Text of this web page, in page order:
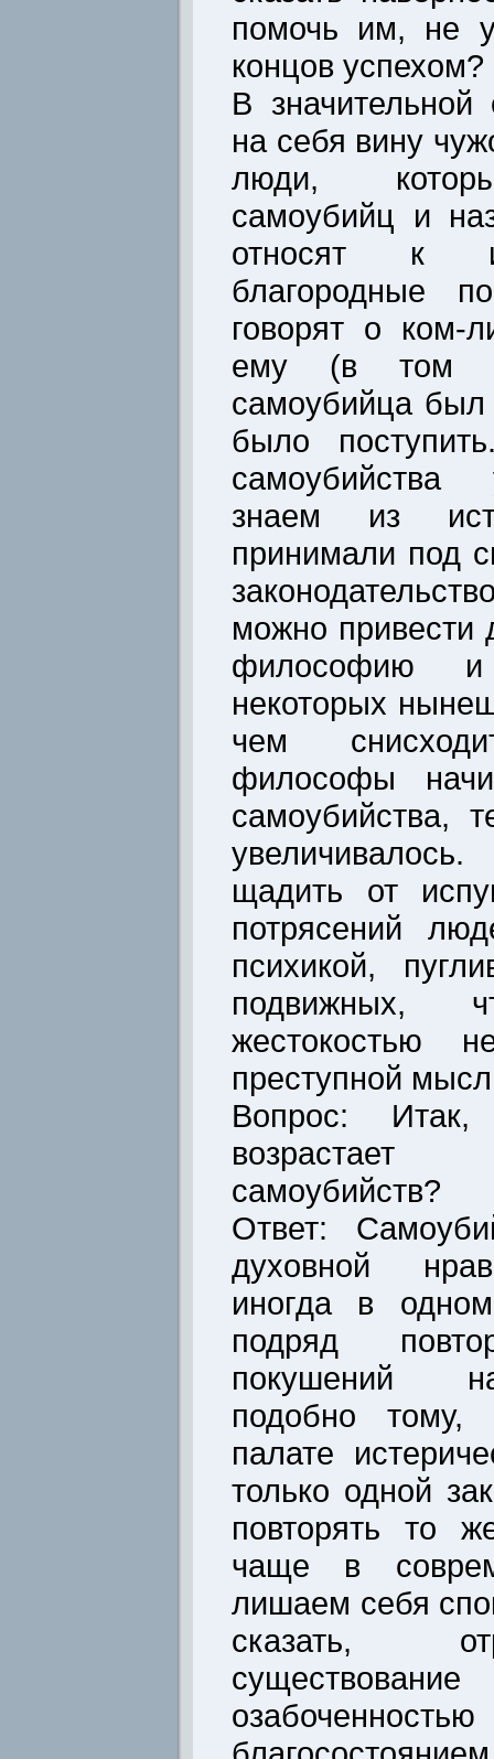
помочь им, не
концов успехом?
В
на себя вину
люди,
самоубийц и
относят к
благородные
говорят о ком-
ему (в том
самоубийца был
было
самоубийства
знаем из
принимали под
можно
философию и
некоторых
чем
философы
самоубийства,
щадить от
потрясений
психикой,
подвижных,
жестокостью
преступной
Вопрос:
самоубийств?
Ответ:
духовной
иногда в
подряд
покушений
подобно тому,
палате
только одной
повторять то
чаще в
лишаем себя
сказать,